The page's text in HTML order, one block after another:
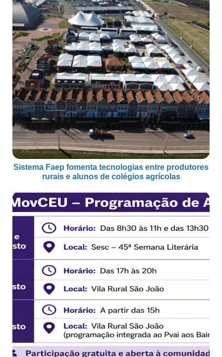
Sistema Faep fomenta tecnologias entre produtores
rurais e alunos de colégios agrícolas